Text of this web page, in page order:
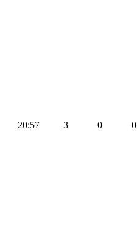
20:57 3 0 0